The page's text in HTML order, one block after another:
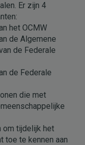
Er zijn 4
het OCMW
de Algemene
de Federale
de Federale
die met
om tijdelijk het
toe te kennen aan